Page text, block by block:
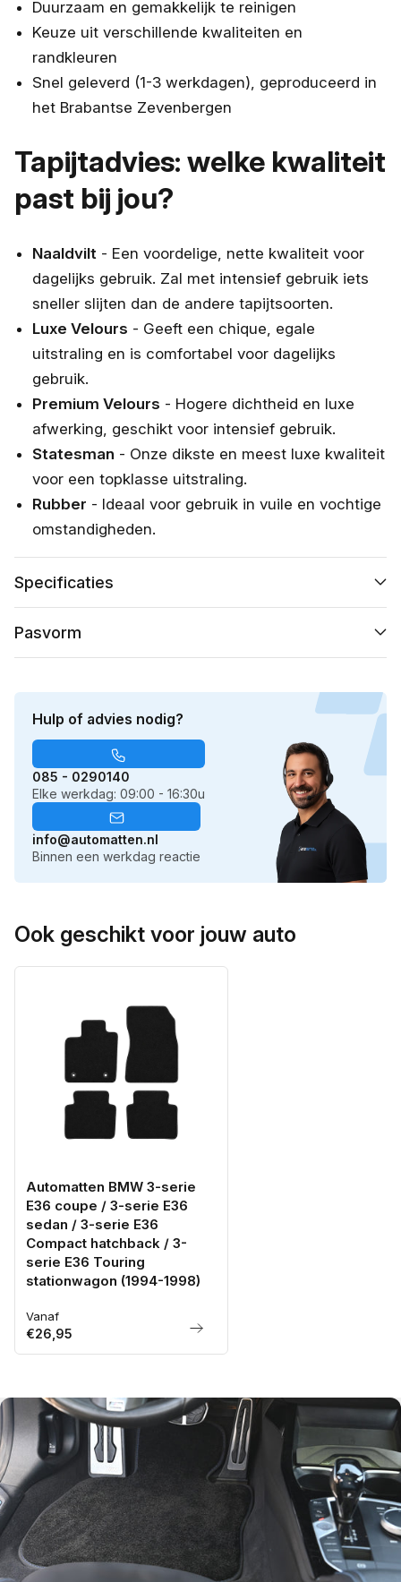
Duurzaam en gemakkelijk te reinigen
Keuze uit verschillende kwaliteiten en
randkleuren
Snel geleverd (1-3 werkdagen), geproduceerd in
het Brabantse Zevenbergen
Tapijtadvies: welke kwaliteit
past bij jou?
Naaldvilt - Een voordelige, nette kwaliteit voor
dagelijks gebruik. Zal met intensief gebruik iets
sneller slijten dan de andere tapijtsoorten.
Luxe Velours - Geeft een chique, egale
uitstraling en is comfortabel voor dagelijks
gebruik.
Premium Velours - Hogere dichtheid en luxe
afwerking, geschikt voor intensief gebruik.
Statesman - Onze dikste en meest luxe kwaliteit
voor een topklasse uitstraling.
Rubber - Ideaal voor gebruik in vuile en vochtige
omstandigheden.
Specificaties
Pasvorm
Hulp of advies nodig?
085 - 0290140
Elke werkdag: 09:00 - 16:30u
info@automatten.nl
Binnen een werkdag reactie
Ook geschikt voor jouw auto
Automatten BMW 3-serie
E36 coupe / 3-serie E36
sedan / 3-serie E36
Compact hatchback / 3-
serie E36 Touring
stationwagon (1994-1998)
Normale
prijs
Vanaf
€26,95